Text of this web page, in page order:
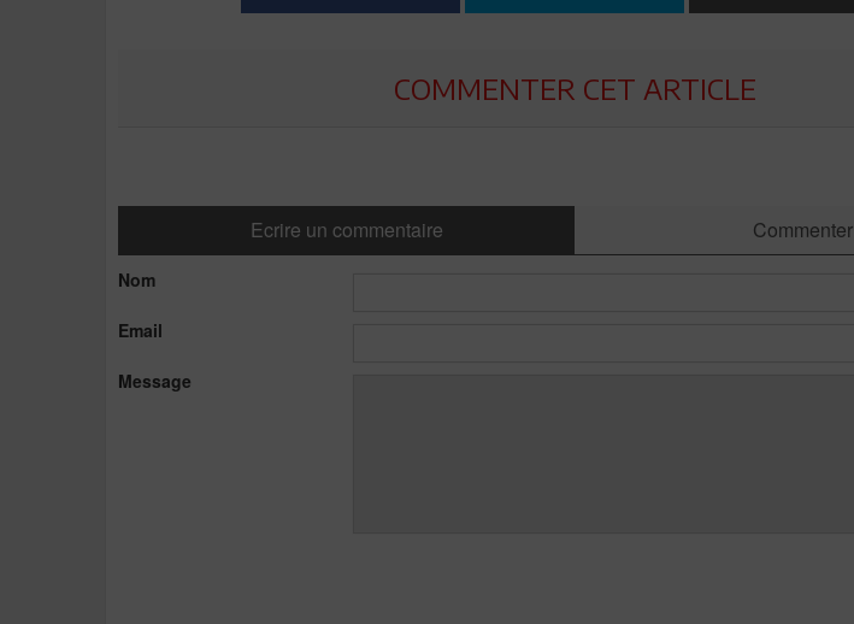
COMMENTER CET ARTICLE
Ecrire un commentaire Commenter
Nom
Email
Message